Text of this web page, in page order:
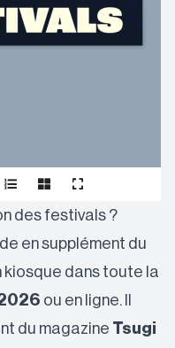
des festivals ?
en supplément du
kiosque dans toute la
ou en ligne. Il
du magazine Tsugi